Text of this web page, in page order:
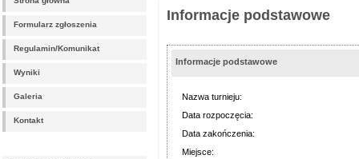
Formularz zgłoszenia
Regulamin/Komunikat
Wyniki
Galeria
Kontakt
Informacje podstawowe
Informacje podstawowe
Nazwa turnieju:
Data rozpoczęcia:
Data zakończenia:
Miejsce: